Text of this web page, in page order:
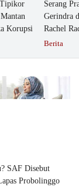
Korupsi
Serang
Gerindra
Rachel
Berita
SAF Disebut
Probolinggo